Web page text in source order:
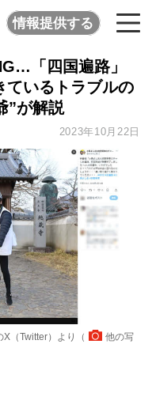
情報提供する
「四国遍路」
ているトラブルの
”が解説
2023年10月22日
X（Twitter）より（
他の写